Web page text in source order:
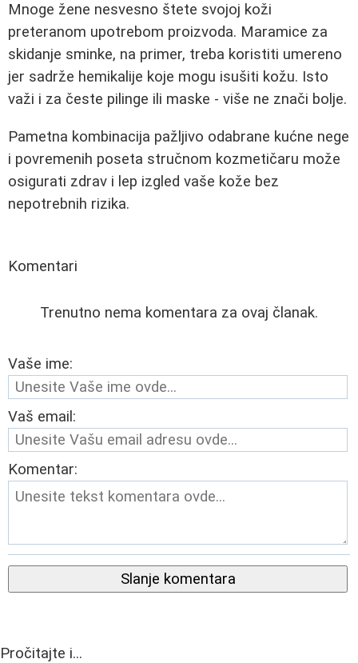
Mnoge žene nesvesno štete svojoj koži
preteranom upotrebom proizvoda. Maramice za
skidanje sminke, na primer, treba koristiti umereno
jer sadrže hemikalije koje mogu isušiti kožu. Isto
važi i za česte pilinge ili maske - više ne znači bolje.
Pametna kombinacija pažljivo odabrane kućne nege
i povremenih poseta stručnom kozmetičaru može
osigurati zdrav i lep izgled vaše kože bez
nepotrebnih rizika.
Komentari
Trenutno nema komentara za ovaj članak.
Vaše ime:
Vaš email:
Komentar:
Slanje komentara
Pročitajte i...